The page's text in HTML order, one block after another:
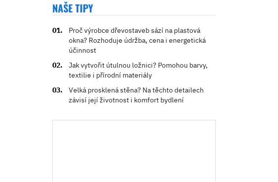
NAŠE TIPY
Proč výrobce dřevostaveb sází na plastová
okna? Rozhoduje údržba, cena i energetická
účinnost
Jak vytvořit útulnou ložnici? Pomohou barvy,
textilie i přírodní materiály
Velká prosklená stěna? Na těchto detailech
závisí její životnost i komfort bydlení